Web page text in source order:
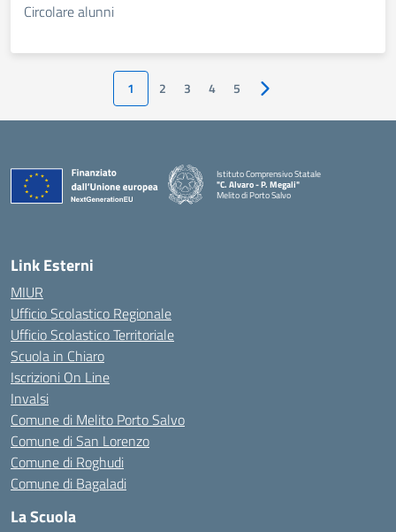
Circolare alunni
1 2 3 4 5 Pagina successiva
Istituto Comprensivo Statale
"C. Alvaro - P. Megali"
Melito di Porto Salvo
Link Esterni
MIUR
Ufficio Scolastico Regionale
Ufficio Scolastico Territoriale
Scuola in Chiaro
Iscrizioni On Line
Invalsi
Comune di Melito Porto Salvo
Comune di San Lorenzo
Comune di Roghudi
Comune di Bagaladi
La Scuola